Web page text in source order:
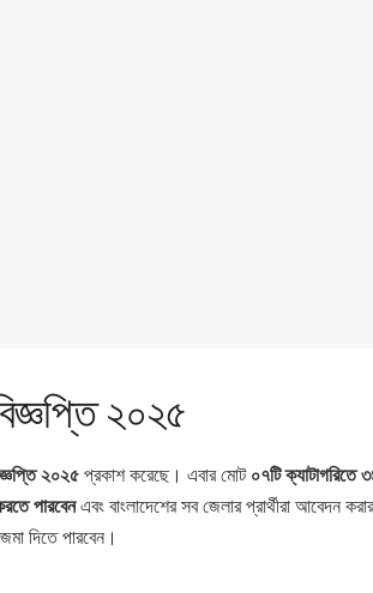
২০২৫
২০২৫ প্রকাশ করেছে। এবার মোট ০৭টি
পারবেনএবং বাংলাদেশের সব জেলার প্রার্থীরা আবেদন
দিতে পারবেন।